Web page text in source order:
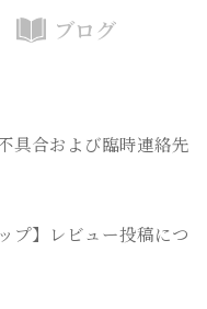
ブログ
具合および臨時連絡先
プ】レビュー投稿につ